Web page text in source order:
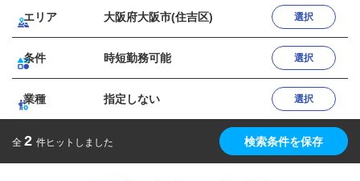
エリア 大阪府大阪市(住吉区) 選択
条件 時短勤務可能 選択
業種 指定しない 選択
全 2 件ヒットしました 検索条件を保存